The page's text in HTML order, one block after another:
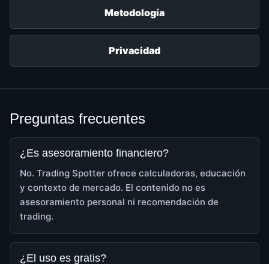
Metodología
Privacidad
Preguntas frecuentes
¿Es asesoramiento financiero?
No. Trading Spotter ofrece calculadoras, educación
y contexto de mercado. El contenido no es
asesoramiento personal ni recomendación de
trading.
¿El uso es gratis?